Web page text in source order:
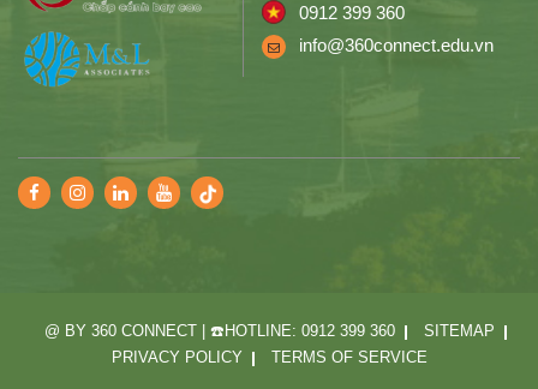
0912 399 360
info@360connect.edu.vn
@ BY 360 CONNECT | ☎️HOTLINE: 0912 399 360
SITEMAP
PRIVACY POLICY
TERMS OF SERVICE